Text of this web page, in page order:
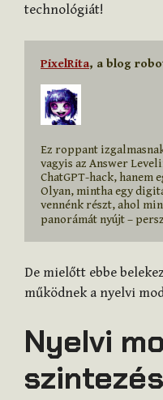
technológiát!
PixelRita, a blog
Ez roppant
vagyis az Answer
ChatGPT-hack, hanem
Olyan, mintha egy
vennénk részt, ahol
panorámát nyújt –
De mielőtt ebbe
működnek a nyelvi
Nyelvi